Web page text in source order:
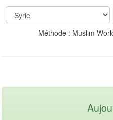
Méthode : Muslim